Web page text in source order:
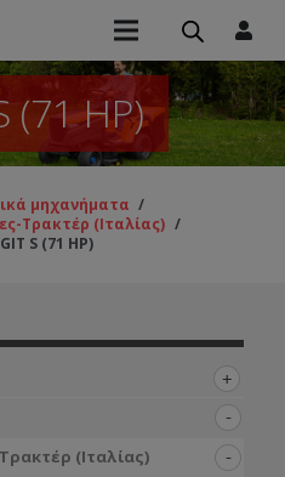
(71 HP)
μηχανήματα /
Τρακτέρ (Ιταλίας) /
S (71 HP)
(Ιταλίας)